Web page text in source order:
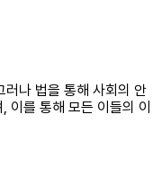
러나 법을 통해 사회의 안
이를 통해 모든 이들의 이